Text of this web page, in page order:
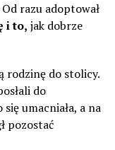
razu adoptował
i to, jak dobrze
rodzinę do stolicy.
do
umacniała, a na
pozostać